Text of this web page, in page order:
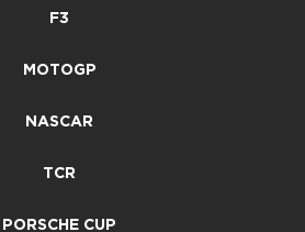
F3
MOTOGP
NASCAR
TCR
PORSCHE CUP